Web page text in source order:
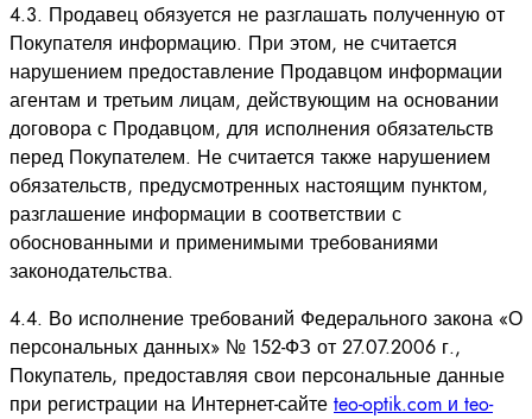
4.3. Продавец обязуется не разглашать полученную от
Покупателя информацию. При этом, не считается
нарушением предоставление Продавцом информации
агентам и третьим лицам, действующим на основании
договора с Продавцом, для исполнения обязательств
перед Покупателем. Не считается также нарушением
обязательств, предусмотренных настоящим пунктом,
разглашение информации в соответствии с
обоснованными и применимыми требованиями
законодательства.
4.4. Во исполнение требований Федерального закона «О
персональных данных» № 152-ФЗ от 27.07.2006 г.,
Покупатель, предоставляя свои персональные данные
при регистрации на Интернет-сайте teo-optik.com и teo-